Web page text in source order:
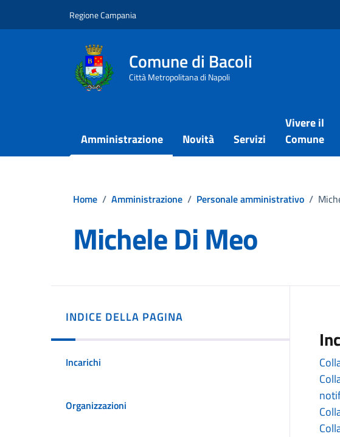
Regione Campania
Comune di Bacoli
Città Metropolitana di Napoli
Amministrazione Novità Servizi
Vivere il
Comune
Home / Amministrazione / Personale amministrativo /
Michele Di Meo
INDICE DELLA PAGINA
Incarichi
Organizzazioni